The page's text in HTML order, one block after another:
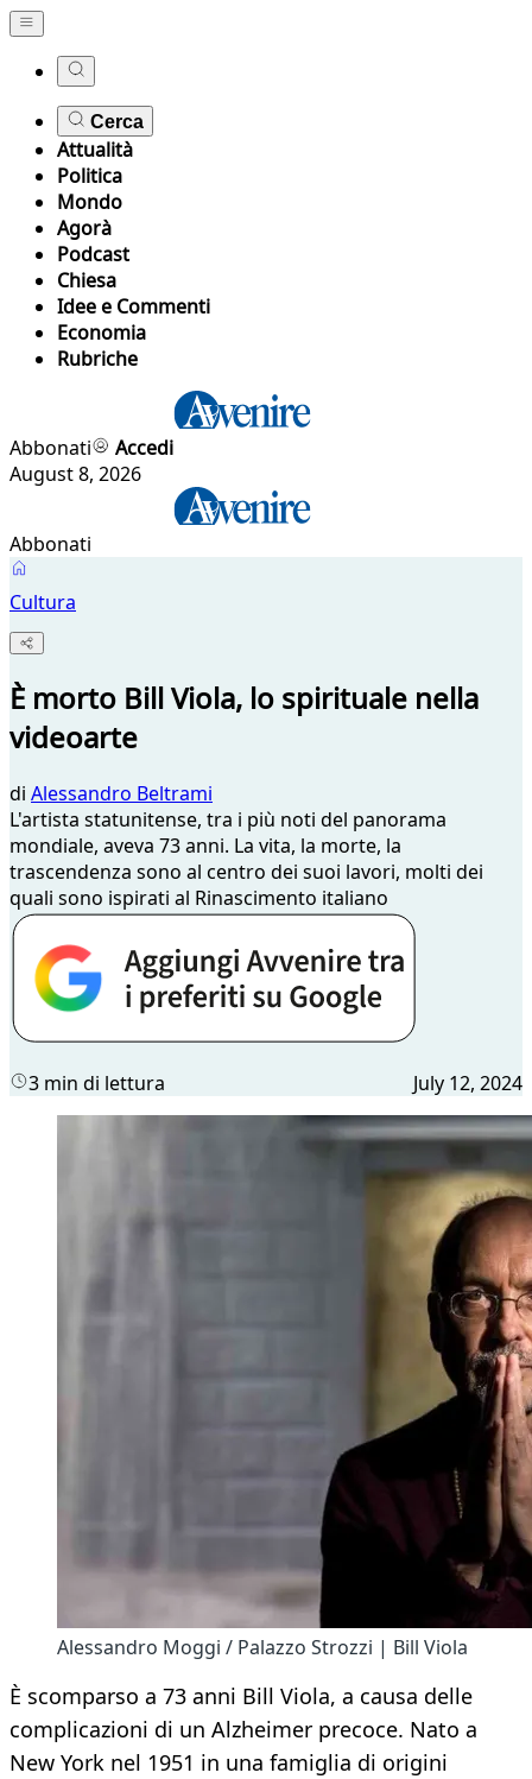
Cerca
Attualità
Politica
Mondo
Agorà
Podcast
Chiesa
Idee e Commenti
Economia
Rubriche
Abbonati
Accedi
August 8, 2026
Abbonati
Cultura
È morto Bill Viola, lo spirituale nella
videoarte
di Alessandro Beltrami
L'artista statunitense, tra i più noti del panorama
mondiale, aveva 73 anni. La vita, la morte, la
trascendenza sono al centro dei suoi lavori, molti dei
quali sono ispirati al Rinascimento italiano
3 min di lettura July 12, 2024
Alessandro Moggi / Palazzo Strozzi | Bill Viola
È scomparso a 73 anni Bill Viola, a causa delle
complicazioni di un Alzheimer precoce. Nato a
New York nel 1951 in una famiglia di origini